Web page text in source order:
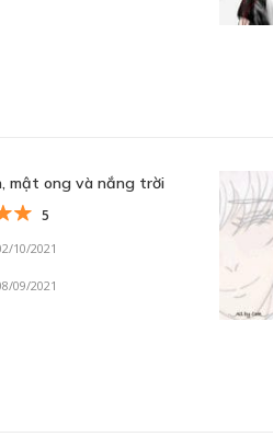
mật ong và nắng trời
5
10/2021
09/2021